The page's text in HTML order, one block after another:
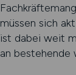
müssen sich
ist dabei weit
an bestehende